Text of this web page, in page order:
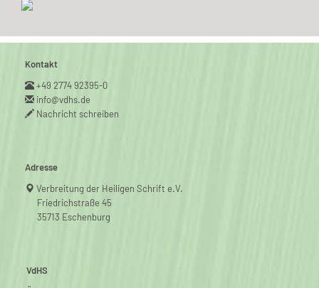
Kontakt
+49 2774 92395-0
info@vdhs.de
Nachricht schreiben
Adresse
Verbreitung der Heiligen Schrift e.V.
Friedrichstraße 45
35713 Eschenburg
VdHS